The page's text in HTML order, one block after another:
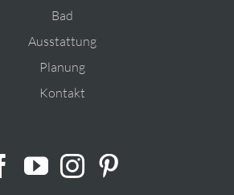
Bad
Ausstattung
Planung
Kontakt